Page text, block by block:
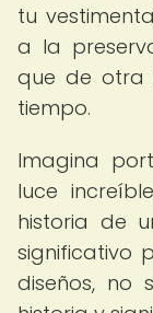
tu
a la
que de otra
tiempo.
Imagina
luce
historia de
significativo
diseños, no